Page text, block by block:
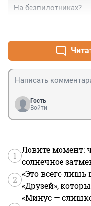
На безпилотниках?
Гость
Войти
1
Ловите момент:
солнечное
2
«Это всего лишь
«Друзей»,
«Минус —